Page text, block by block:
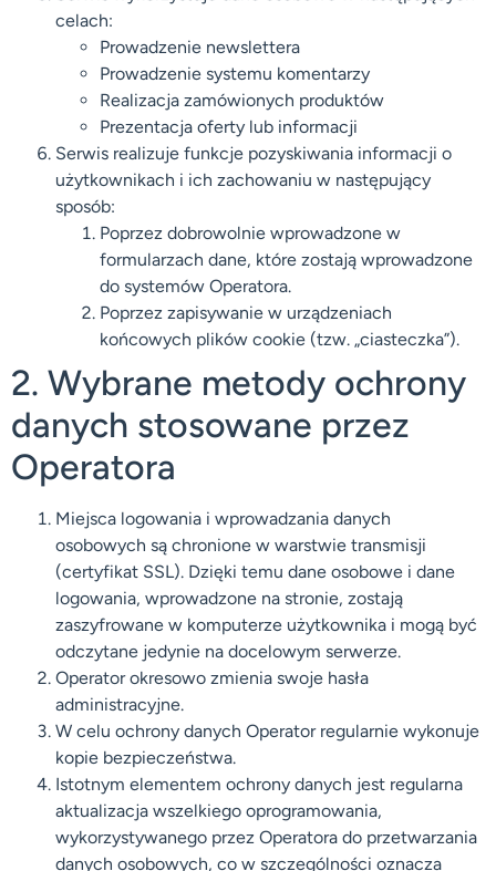
celach:
Prowadzenie newslettera
Prowadzenie systemu komentarzy
Realizacja zamówionych produktów
Prezentacja oferty lub informacji
Serwis realizuje funkcje pozyskiwania informacji o
użytkownikach i ich zachowaniu w następujący
sposób:
Poprzez dobrowolnie wprowadzone w
formularzach dane, które zostają wprowadzone
do systemów Operatora.
Poprzez zapisywanie w urządzeniach
końcowych plików cookie (tzw. „ciasteczka”).
2. Wybrane metody ochrony
danych stosowane przez
Operatora
Miejsca logowania i wprowadzania danych
osobowych są chronione w warstwie transmisji
(certyfikat SSL). Dzięki temu dane osobowe i dane
logowania, wprowadzone na stronie, zostają
zaszyfrowane w komputerze użytkownika i mogą być
odczytane jedynie na docelowym serwerze.
Operator okresowo zmienia swoje hasła
administracyjne.
W celu ochrony danych Operator regularnie wykonuje
kopie bezpieczeństwa.
Istotnym elementem ochrony danych jest regularna
aktualizacja wszelkiego oprogramowania,
wykorzystywanego przez Operatora do przetwarzania
danych osobowych, co w szczególności oznacza